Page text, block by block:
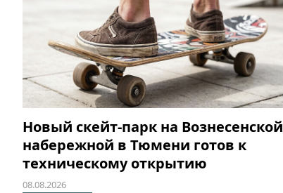
Новый скейт-парк на Вознесенской
набережной в Тюмени готов к
техническому открытию
08.08.2026